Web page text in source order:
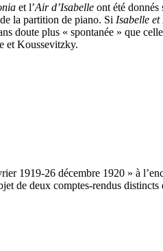
et l’Air d’Isabelle ont été donnés
la partition de piano. Si Isabelle
doute plus « spontanée » que
et Koussevitzky.
1919-26 décembre 1920 » à
de deux comptes-rendus